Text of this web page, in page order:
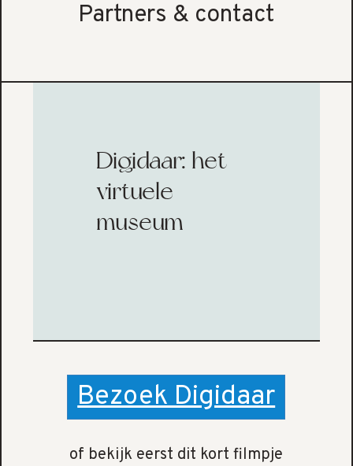
Partners & contact
Digidaar: het
virtuele
museum
Bezoek Digidaar
of bekijk eerst dit kort filmpje